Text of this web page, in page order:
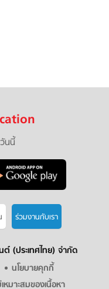
นนี้
ร่วมงานกับเรา
(ประเทศไทย) จำกัด
นโยบายคุกกี้
หมาะสมของเนื้อหา